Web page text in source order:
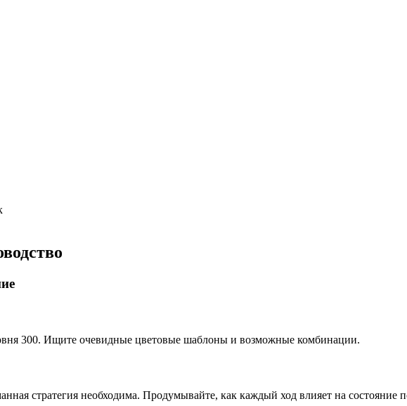
300. Ищите очевидные цветовые шаблоны и возможные комбинации.
стратегия необходима. Продумывайте, как каждый ход влияет на состояние